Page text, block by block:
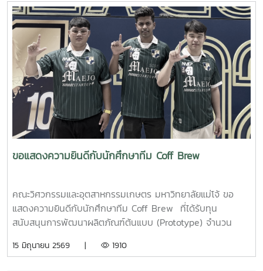
ขอแสดงความยินดีกับนักศึกษาทีม Coff Brew
คณะวิศวกรรมและอุตสาหกรรมเกษตร มหาวิทยาลัยแม่โจ้ ขอ
แสดงความยินดีกับนักศึกษาทีม Coff Brew ที่ได้รับทุน
สนับสนุนการพัฒนาผลิตภัณฑ์ต้นแบบ (Prototype) จำนวน
2026 รอบภูมิภาค ภาคเหนือ ซึ่งจัดขึ้นเมื่อวันที่ 11 พฤษภาคม
15 มิถุนายน 2569 | 1910